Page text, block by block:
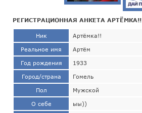
РЕГИСТРАЦИОННАЯ АНКЕТА АРТЁМКА!!
Ник Артёмка!!
Реальное имя Артём
Год рождения 1933
Город/страна Гомель
Пол Мужской
О себе ыы))